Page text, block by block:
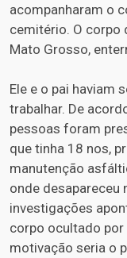
acompanharam o
cemitério. O corpo
Mato Grosso,
Ele e o pai haviam
trabalhar. De
pessoas foram
que tinha 18 nos,
manutenção
onde desapareceu
investigações
corpo ocultado
motivação seria o